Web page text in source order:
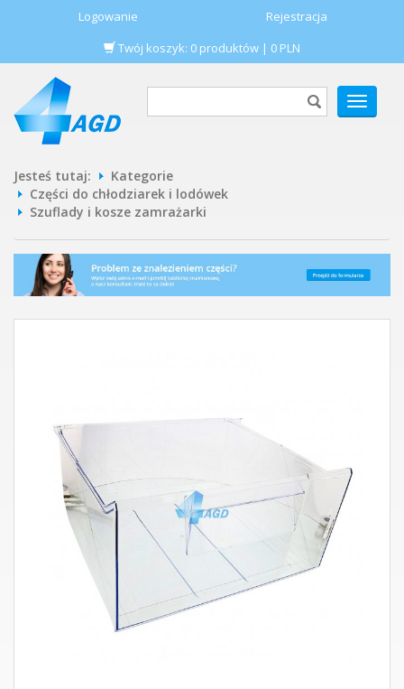
Logowanie
Rejestracja
Twój koszyk: 0 produktów | 0 PLN
POKAŻ
MENU
Jesteś tutaj:
Kategorie
Części do chłodziarek i lodówek
Szuflady i kosze zamrażarki